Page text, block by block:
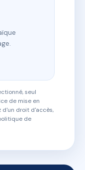
seul
de mise en
d'un droit d'accès,
de